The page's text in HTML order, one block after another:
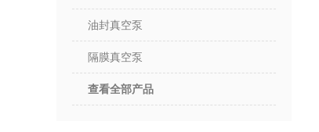
油封真空泵
隔膜真空泵
查看全部产品